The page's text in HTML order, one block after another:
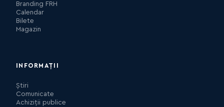
Branding FRH
Calendar
Bilete
Magazin
INFORMAȚII
Știri
Comunicate
Achiziții publice